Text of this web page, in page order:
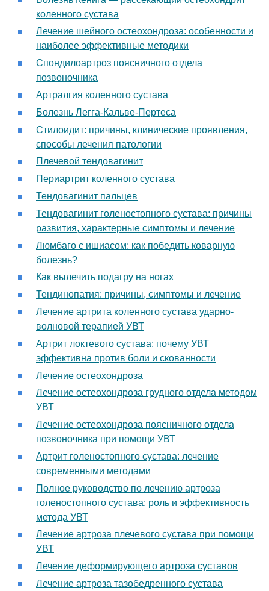
коленного сустава
Лечение шейного остеохондроза: особенности и
наиболее эффективные методики
Спондилоартроз поясничного отдела
позвоночника
Артралгия коленного сустава
Болезнь Легга-Кальве-Пертеса
Стилоидит: причины, клинические проявления,
способы лечения патологии
Плечевой тендовагинит
Периартрит коленного сустава
Тендовагинит пальцев
Тендовагинит голеностопного сустава: причины
развития, характерные симптомы и лечение
Люмбаго с ишиасом: как победить коварную
болезнь?
Как вылечить подагру на ногах
Тендинопатия: причины, симптомы и лечение
Лечение артрита коленного сустава ударно-
волновой терапией УВТ
Артрит локтевого сустава: почему УВТ
эффективна против боли и скованности
Лечение остеохондроза
Лечение остеохондроза грудного отдела методом
УВТ
Лечение остеохондроза поясничного отдела
позвоночника при помощи УВТ
Артрит голеностопного сустава: лечение
современными методами
Полное руководство по лечению артроза
голеностопного сустава: роль и эффективность
метода УВТ
Лечение артроза плечевого сустава при помощи
УВТ
Лечение деформирующего артроза суставов
Лечение артроза тазобедренного сустава